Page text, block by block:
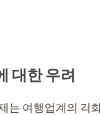
대한 우려
는 여행업계의 긱